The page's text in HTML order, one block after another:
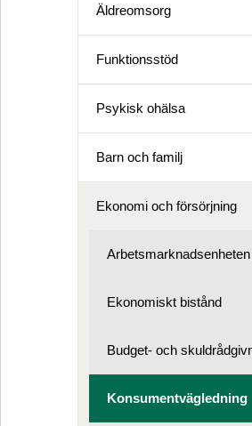
Äldreomsorg
Funktionsstöd
Psykisk ohälsa
Barn och familj
Ekonomi och försörjning
Ekonomiskt bistånd
Budget- och
Konsument­vägledning